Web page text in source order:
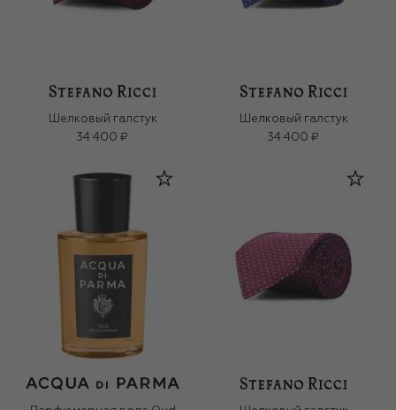
Шелковый галстук
34 400 ₽
Шелковый галстук
34 400 ₽